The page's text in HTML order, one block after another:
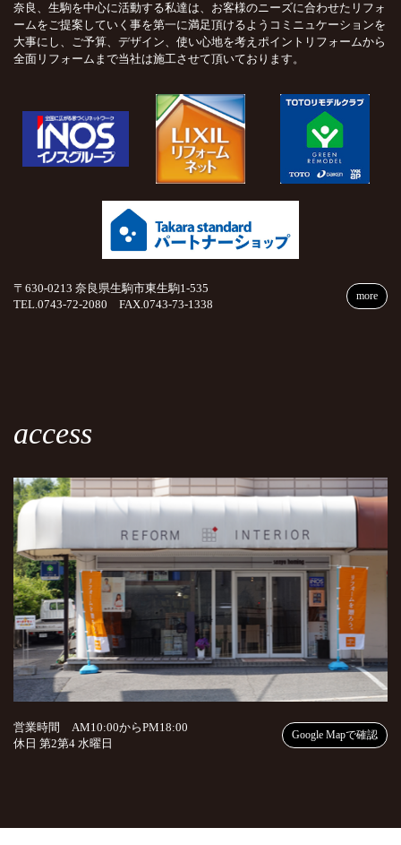
奈良、生駒を中心に活動する私達は、お客様のニーズに合わせたリフォ
ームをご提案していく事を第一に満足頂けるようコミニュケーションを
大事にし、ご予算、デザイン、使い心地を考えポイントリフォームから
全面リフォームまで当社は施工させて頂いております。
〒630-0213 奈良県生駒市東生駒1-535
TEL.0743-72-2080 FAX.0743-73-1338
more
access
営業時間 AM10:00からPM18:00
休日 第2第4 水曜日
Google Mapで確認